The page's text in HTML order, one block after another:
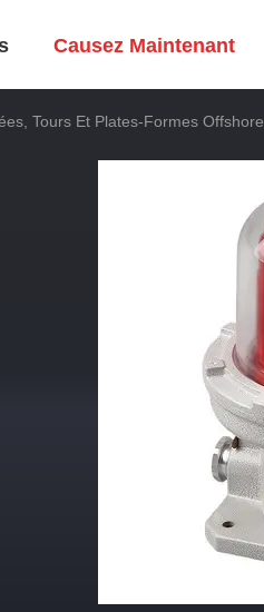
Causez Maintenant
Tours Et Plates-Formes Offshore